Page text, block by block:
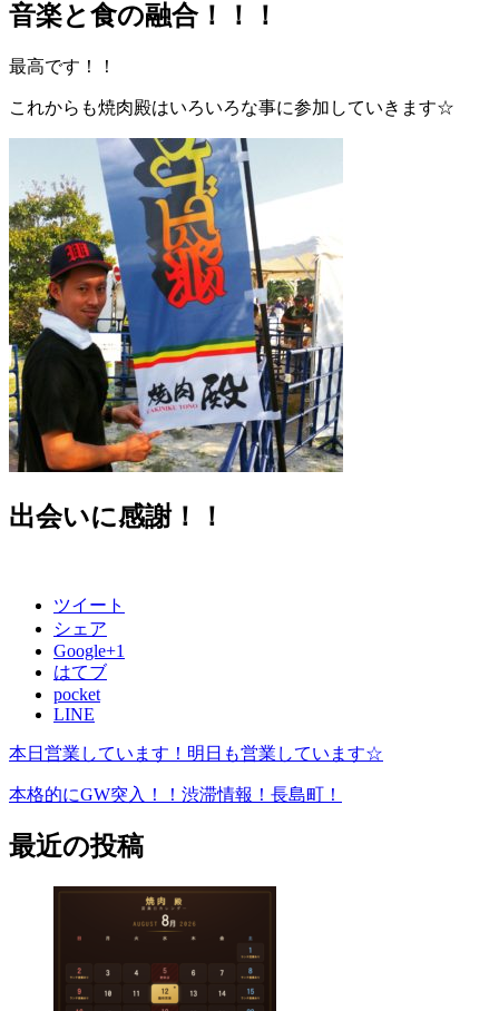
音楽と食の融合！！！
最高です！！
これからも焼肉殿はいろいろな事に参加していきます☆
出会いに感謝！！
ツイート
シェア
Google+1
はてブ
pocket
LINE
本日営業しています！明日も営業しています☆
本格的にGW突入！！渋滞情報！長島町！
最近の投稿